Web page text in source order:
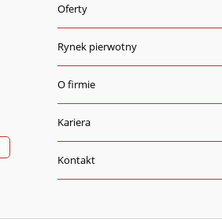
Oferty
Rynek pierwotny
O firmie
Kariera
Kontakt